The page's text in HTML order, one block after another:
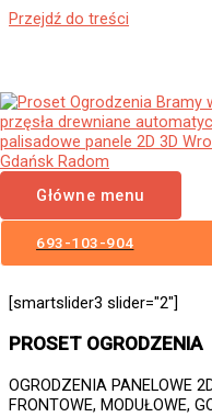
Przejdź do treści
Główne menu
693-103-904
Ogrodzenia
Wjazdowe
Metalowe
Nowoczesne
Palisadowe
[smartslider3 slider="2"]
PROSET OGRODZENIA
OGRODZENIA PANELOWE
FRONTOWE, MODUŁOWE,